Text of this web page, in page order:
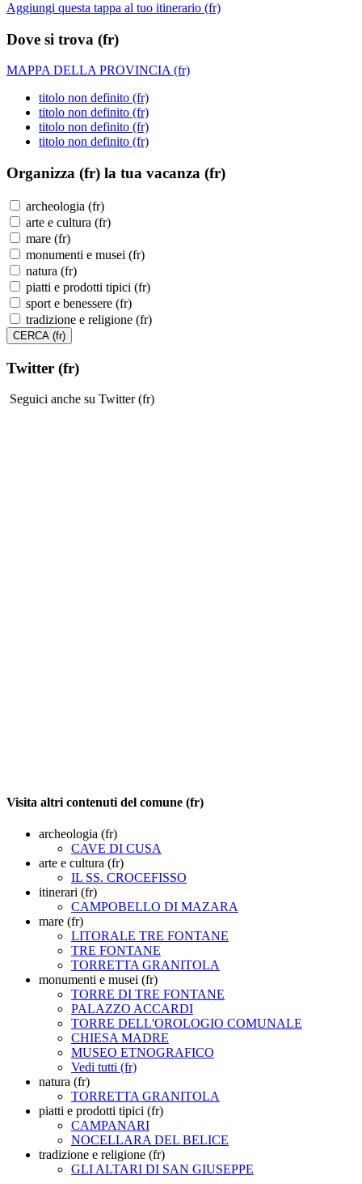
Aggiungi questa tappa al tuo itinerario (fr)
Dove si trova (fr)
MAPPA DELLA PROVINCIA (fr)
titolo non definito (fr)
titolo non definito (fr)
titolo non definito (fr)
titolo non definito (fr)
Organizza (fr) la tua vacanza (fr)
archeologia (fr)
arte e cultura (fr)
mare (fr)
monumenti e musei (fr)
natura (fr)
piatti e prodotti tipici (fr)
sport e benessere (fr)
tradizione e religione (fr)
Twitter (fr)
Seguici anche su Twitter (fr)
Visita altri contenuti del comune (fr)
archeologia (fr)
CAVE DI CUSA
arte e cultura (fr)
IL SS. CROCEFISSO
itinerari (fr)
CAMPOBELLO DI MAZARA
mare (fr)
LITORALE TRE FONTANE
TRE FONTANE
TORRETTA GRANITOLA
monumenti e musei (fr)
TORRE DI TRE FONTANE
PALAZZO ACCARDI
TORRE DELL'OROLOGIO COMUNALE
CHIESA MADRE
MUSEO ETNOGRAFICO
Vedi tutti (fr)
natura (fr)
TORRETTA GRANITOLA
piatti e prodotti tipici (fr)
CAMPANARI
NOCELLARA DEL BELICE
tradizione e religione (fr)
GLI ALTARI DI SAN GIUSEPPE